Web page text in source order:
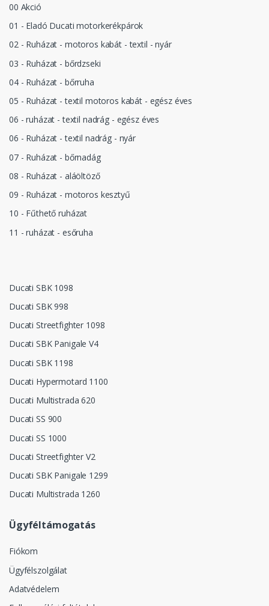
00 Akció
01 - Eladó Ducati motorkerékpárok
02 - Ruházat - motoros kabát - textil - nyár
03 - Ruházat - bőrdzseki
04 - Ruházat - bőrruha
05 - Ruházat - textil motoros kabát - egész éves
06 - ruházat - textil nadrág - egész éves
06 - Ruházat - textil nadrág - nyár
07 - Ruházat - bőrnadág
08 - Ruházat - aláöltöző
09 - Ruházat - motoros kesztyű
10 - Fűthető ruházat
11 - ruházat - esőruha
Ducati SBK 1098
Ducati SBK 998
Ducati Streetfighter 1098
Ducati SBK Panigale V4
Ducati SBK 1198
Ducati Hypermotard 1100
Ducati Multistrada 620
Ducati SS 900
Ducati SS 1000
Ducati Streetfighter V2
Ducati SBK Panigale 1299
Ducati Multistrada 1260
Ügyféltámogatás
Fiókom
Ügyfélszolgálat
Adatvédelem